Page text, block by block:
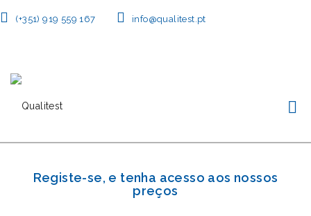
(+351) 919 559 167 info@qualitest.pt
Registe-se, e tenha acesso aos nossos
preços